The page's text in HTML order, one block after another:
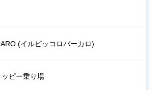
(イルピッコロバーカロ)
ピー乗り場